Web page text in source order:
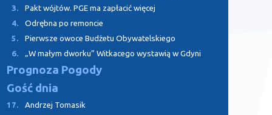
3.
Pakt wójtów. PGE ma zapłacić więcej
4.
Odrębna po remoncie
5.
Pierwsze owoce Budżetu Obywatelskiego
6.
„W małym dworku” Witkacego wystawią w Gdyni
Prognoza Pogody
Gość dnia
17. Andrzej Tomasik